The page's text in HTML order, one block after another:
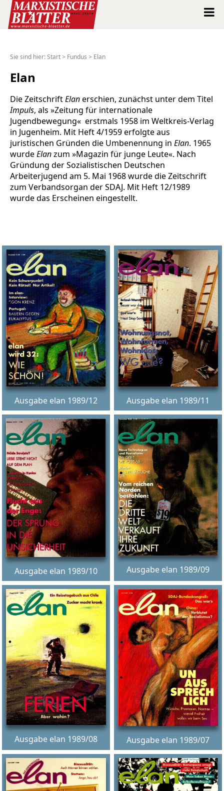
Suche
Shop
Abo
Spenden
Über uns
Fundus
Bildungsarbeit
Edition
Kontakt
Impressum
Datenschutz
Sie sind hier:Start > Fundus > Elan
Elan
Die ZeitschriftElanerschien, zunächst unter dem Titel
Impuls, als »Zeitung für internationale
Jugendbewegung« erstmals 1958 im Weltkreis-Verlag
in Jugenheim. Mit Heft 4/1959 erfolgte aus
juristischen Gründen die Umbenennung in Elan. 1965
wurdeElanzum »Magazin für junge Leute«. Nach
Gründung der Sozialistischen Deutschen
Arbeiterjugend am 5. Mai 1968 wurde die Zeitschrift
zum Verbandsorgan der SDAJ. Mit Heft 12/1989
wurde das Erscheinen eingestellt.
Ausgabe elan 1989/12 Ausgabe elan 1989/11
Ausgabe elan 1989/10 Ausgabe elan 1989/09
Ausgabe elan 1989/08 Ausgabe elan 1989/07